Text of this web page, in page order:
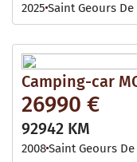
2025 Saint Geours
Camping-car
26990 €
92942 KM
2008Saint Geours